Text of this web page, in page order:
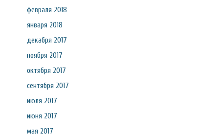
февраля 2018
января 2018
декабря 2017
ноября 2017
октября 2017
сентября 2017
июля 2017
июня 2017
мая 2017